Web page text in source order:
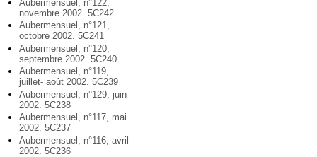
Aubermensuel, n°122,
novembre 2002. 5C242
Aubermensuel, n°121,
octobre 2002. 5C241
Aubermensuel, n°120,
septembre 2002. 5C240
Aubermensuel, n°119,
juillet- août 2002. 5C239
Aubermensuel, n°129, juin
2002. 5C238
Aubermensuel, n°117, mai
2002. 5C237
Aubermensuel, n°116, avril
2002. 5C236